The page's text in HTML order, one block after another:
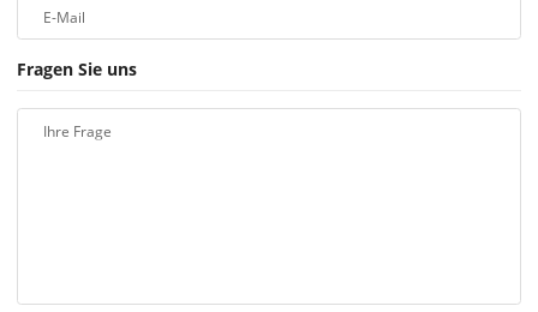
E-Mail
Fragen Sie uns
Ihre Frage